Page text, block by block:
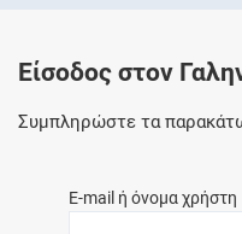
Είσοδος στον
Συμπληρώστε τα
E-mail ή όνομα χρήστη